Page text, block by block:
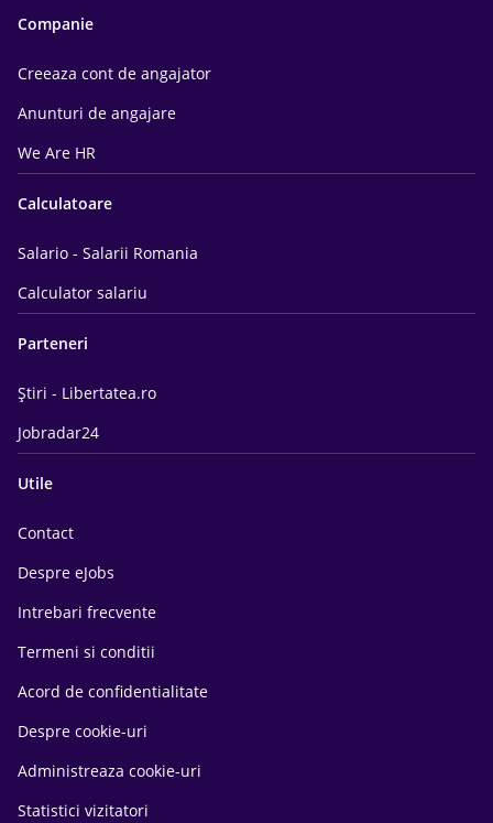
Companie
Creeaza cont de angajator
Anunturi de angajare
We Are HR
Calculatoare
Salario - Salarii Romania
Calculator salariu
Parteneri
Știri - Libertatea.ro
Jobradar24
Utile
Contact
Despre eJobs
Intrebari frecvente
Termeni si conditii
Acord de confidentialitate
Despre cookie-uri
Administreaza cookie-uri
Statistici vizitatori